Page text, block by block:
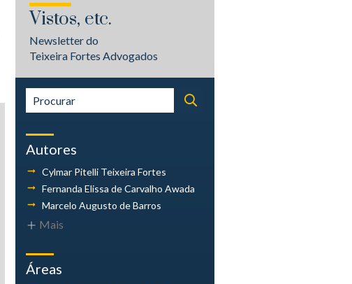
Vistos, etc.
Newsletter do
Teixeira Fortes Advogados
Autores
Cylmar Pitelli Teixeira Fortes
Fernanda Elissa de Carvalho Awada
Marcelo Augusto de Barros
Mais
Áreas